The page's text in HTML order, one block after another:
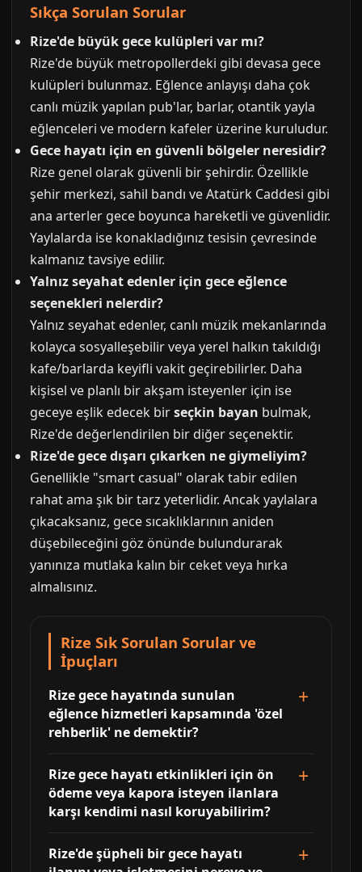
Sıkça Sorulan Sorular
Rize'de büyük gece kulüpleri var mı?
Rize'de büyük metropollerdeki gibi devasa gece
kulüpleri bulunmaz. Eğlence anlayışı daha çok
canlı müzik yapılan pub'lar, barlar, otantik yayla
eğlenceleri ve modern kafeler üzerine kuruludur.
Gece hayatı için en güvenli bölgeler neresidir?
Rize genel olarak güvenli bir şehirdir. Özellikle
şehir merkezi, sahil bandı ve Atatürk Caddesi gibi
ana arterler gece boyunca hareketli ve güvenlidir.
Yaylalarda ise konakladığınız tesisin çevresinde
kalmanız tavsiye edilir.
Yalnız seyahat edenler için gece eğlence
seçenekleri nelerdir?
Yalnız seyahat edenler, canlı müzik mekanlarında
kolayca sosyalleşebilir veya yerel halkın takıldığı
kafe/barlarda keyifli vakit geçirebilirler. Daha
kişisel ve planlı bir akşam isteyenler için ise
geceye eşlik edecek birseçkin bayan bulmak,
Rize'de değerlendirilen bir diğer seçenektir.
Rize'de gece dışarı çıkarken ne giymeliyim?
Genellikle "smart casual" olarak tabir edilen
rahat ama şık bir tarz yeterlidir. Ancak yaylalara
çıkacaksanız, gece sıcaklıklarının aniden
düşebileceğini göz önünde bulundurarak
yanınıza mutlaka kalın bir ceket veya hırka
almalısınız.
Rize Sık Sorulan Sorular ve
İpuçları
Rize gece hayatında sunulan
eğlence hizmetleri kapsamında 'özel
rehberlik' ne demektir?
Rize gece hayatı etkinlikleri için ön
ödeme veya kapora isteyen ilanlara
karşı kendimi nasıl koruyabilirim?
Rize'de şüpheli bir gece hayatı